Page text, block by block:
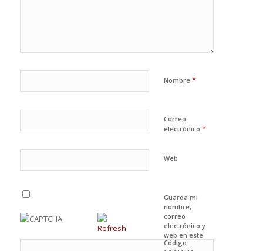
Nombre *
Correo
electrónico *
Web
Guarda mi
nombre,
correo
electrónico y
web en este
navegador
Código